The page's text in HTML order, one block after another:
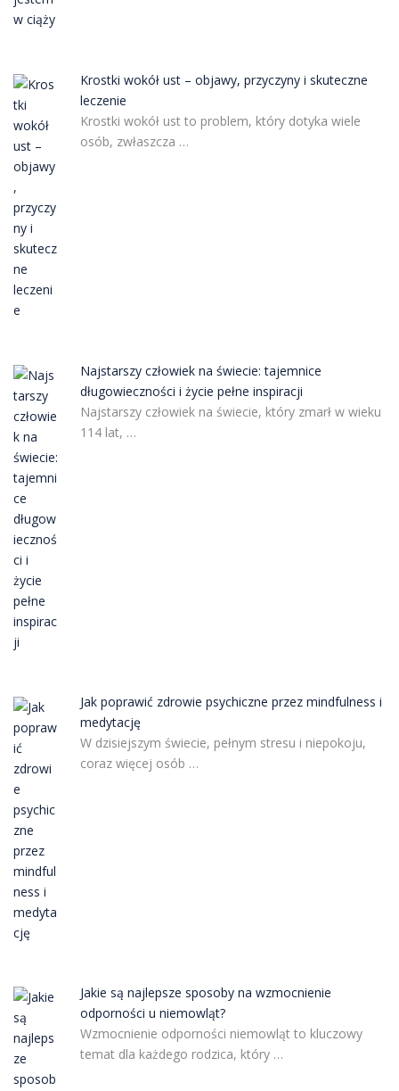
Krostki wokół ust – objawy, przyczyny i skuteczne
leczenie
Krostki wokół ust to problem, który dotyka wiele
osób, zwłaszcza …
Najstarszy człowiek na świecie: tajemnice
długowieczności i życie pełne inspiracji
Najstarszy człowiek na świecie, który zmarł w wieku
114 lat, …
Jak poprawić zdrowie psychiczne przez mindfulness i
medytację
W dzisiejszym świecie, pełnym stresu i niepokoju,
coraz więcej osób …
Jakie są najlepsze sposoby na wzmocnienie
odporności u niemowląt?
Wzmocnienie odporności niemowląt to kluczowy
temat dla każdego rodzica, który …